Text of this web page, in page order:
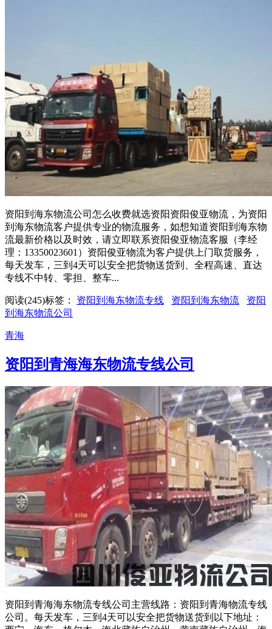
资阳到海东物流公司怎么收费就选资阳资阳俊亚物流，为资阳
到海东物流客户提供专业的物流服务，如想知道资阳到海东物
流最新价格以及时效，请立即联系资阳俊亚物流客服（李经
理：13350023601）资阳俊亚物流为客户提供上门取货服务，
每天发车，三到4天可以安全把货物送货到、全程高速、直达
专线不中转、零担、整车...
阅读(245)标签： 资阳到海东物流专线 资阳到海东物流
资阳
到海东物流公司
青海
资阳到青海海东物流专线公司
资阳到青海海东物流专线公司主营线路：资阳到青海物流专线
公司。每天发车，三到4天可以安全把货物送货到以下地址：